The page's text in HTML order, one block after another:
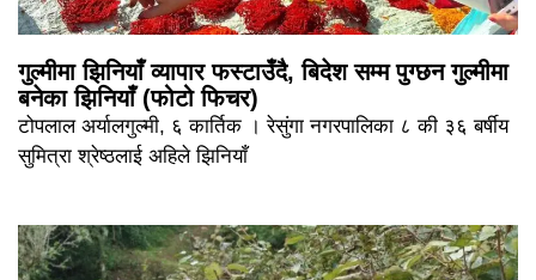
गुल्मीमा झिनियाँ व्यापार फस्टाउँदै, बिदेश सम्म पुग्छन गुल्मीमा
बनेका झिनियाँ (फोटो फिचर)
टोपलाल अर्यालगुल्मी, ६ कार्तिक । रेसुंगा नगरपालिका ८ की ३६ बर्षीय
सुमित्रा श्रेष्ठलाई अहिले झिनियाँ